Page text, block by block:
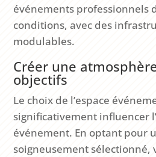
événements professionnels
conditions, avec des
modulables.
Créer une
objectifs
Le choix de l’espace
significativement influencer
événement. En optant pour
soigneusement sélectionné,